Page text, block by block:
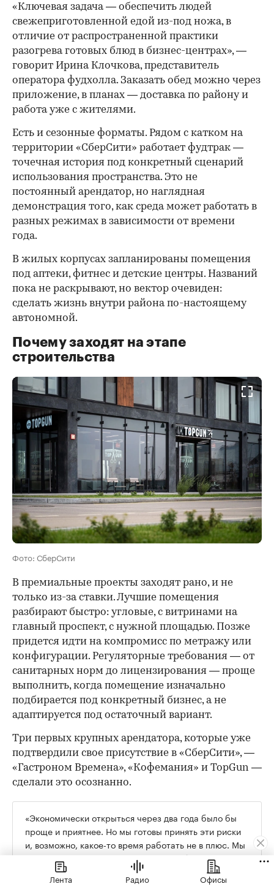
«Ключевая задача — обеспечить людей
свежеприготовленной едой из-под ножа, в
отличие от распространенной практики
разогрева готовых блюд в бизнес-центрах», —
говорит Ирина Клочкова, представитель
оператора фудхолла. Заказать обед можно через
приложение, в планах — доставка по району и
работа уже с жителями.
Есть и сезонные форматы. Рядом с катком на
территории «СберСити» работает фудтрак —
точечная история под конкретный сценарий
использования пространства. Это не
постоянный арендатор, но наглядная
демонстрация того, как среда может работать в
разных режимах в зависимости от времени
года.
В жилых корпусах запланированы помещения
под аптеки, фитнес и детские центры. Названий
пока не раскрывают, но вектор очевиден:
сделать жизнь внутри района по-настоящему
автономной.
Почему заходят на этапе
строительства
Фото: СберСити
В премиальные проекты заходят рано, и не
только из-за ставки. Лучшие помещения
разбирают быстро: угловые, с витринами на
главный проспект, с нужной площадью. Позже
придется идти на компромисс по метражу или
конфигурации. Регуляторные требования — от
санитарных норм до лицензирования — проще
выполнить, когда помещение изначально
подбирается под конкретный бизнес, а не
адаптируется под остаточный вариант.
Три первых крупных арендатора, которые уже
подтвердили свое присутствие в «СберСити», —
«Гастроном Времена», «Кофемания» и TopGun —
сделали это осознанно.
«Экономически открыться через два года было бы
проще и приятнее. Но мы готовы принять эти риски
и, возможно, какое-то время работать не в плюс. Мы
рассматриваем это как инвестиции в будущее», —
говорит Андрей Яковлев из «Гастронома Времена».
Лента Радио Офисы